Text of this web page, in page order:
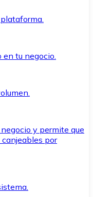
en tu negocio.
y permite que
por